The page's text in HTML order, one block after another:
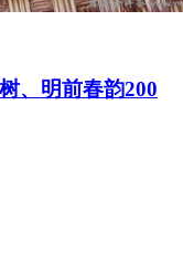
、明前春韵200